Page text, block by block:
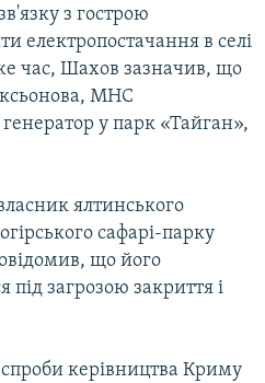
з гострою
електропостачання в селі
час, Шахов зазначив, що
МНС
у парк «Тайган»,
ялтинського
сафарі-парку
що його
загрозою закриття і
керівництва Криму